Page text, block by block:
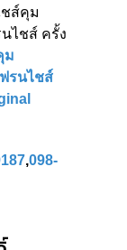
ส์คุม
ไชส์ ครั้ง
ม
รนไชส์
,098-